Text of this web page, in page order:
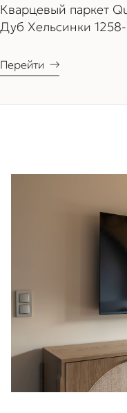
Кварцевый паркет
Дуб Хельсинки
Перейти →